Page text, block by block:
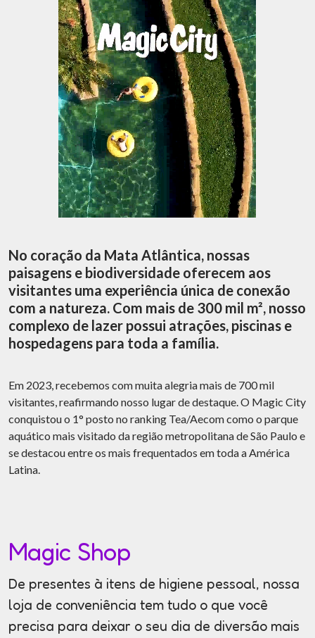
No coração da Mata Atlântica, nossas
paisagens e biodiversidade oferecem aos
visitantes uma experiência única de conexão
com a natureza. Com mais de 300 mil m², nosso
complexo de lazer possui atrações, piscinas e
hospedagens para toda a família.
Em 2023, recebemos com muita alegria mais de 700 mil
visitantes, reafirmando nosso lugar de destaque. O Magic City
conquistou o 1° posto no ranking Tea/Aecom como o parque
aquático mais visitado da região metropolitana de São Paulo e
se destacou entre os mais frequentados em toda a América
Latina.
Magic Shop
De presentes à itens de higiene pessoal, nossa
loja de conveniência tem tudo o que você
precisa para deixar o seu dia de diversão mais